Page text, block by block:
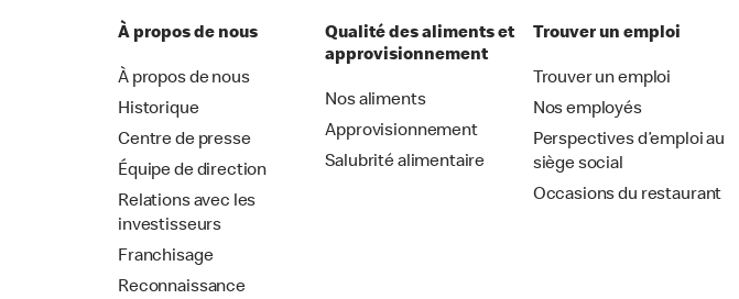
À propos de nous
À propos de nous
Historique
Centre de presse
Équipe de direction
Relations avec les
investisseurs
Franchisage
Reconnaissance
Qualité des aliments et
approvisionnement
Nos aliments
Approvisionnement
Salubrité alimentaire
Trouver un emploi
Trouver un emploi
Nos employés
Perspectives d’emploi au
siège social
Occasions du restaurant